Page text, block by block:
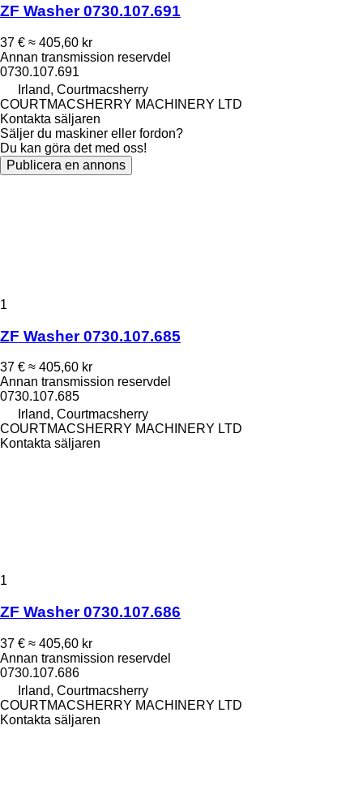
ZF Washer 0730.107.691
37 € ≈ 405,60 kr
Annan transmission reservdel
0730.107.691
Irland, Courtmacsherry
COURTMACSHERRY MACHINERY LTD
Kontakta säljaren
Säljer du maskiner eller fordon?
Du kan göra det med oss!
Publicera en annons
1
ZF Washer 0730.107.685
37 € ≈ 405,60 kr
Annan transmission reservdel
0730.107.685
Irland, Courtmacsherry
COURTMACSHERRY MACHINERY LTD
Kontakta säljaren
1
ZF Washer 0730.107.686
37 € ≈ 405,60 kr
Annan transmission reservdel
0730.107.686
Irland, Courtmacsherry
COURTMACSHERRY MACHINERY LTD
Kontakta säljaren